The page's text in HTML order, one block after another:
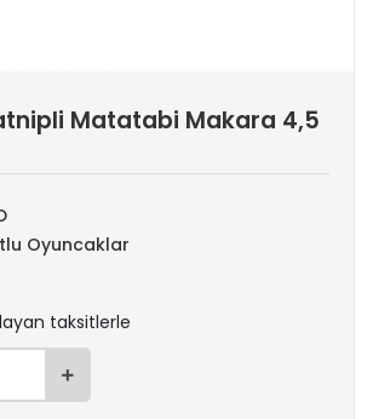
Matatabi Makara 4,5
Oyuncaklar
taksitlerle